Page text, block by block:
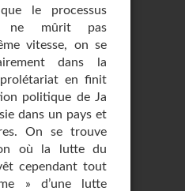
le processus
ne mûrit pas
vitesse, on se
dans la
en finit
politique de Ja
dans un pays et
On se trouve
où la lutte du
cependant tout
» d’une lutte